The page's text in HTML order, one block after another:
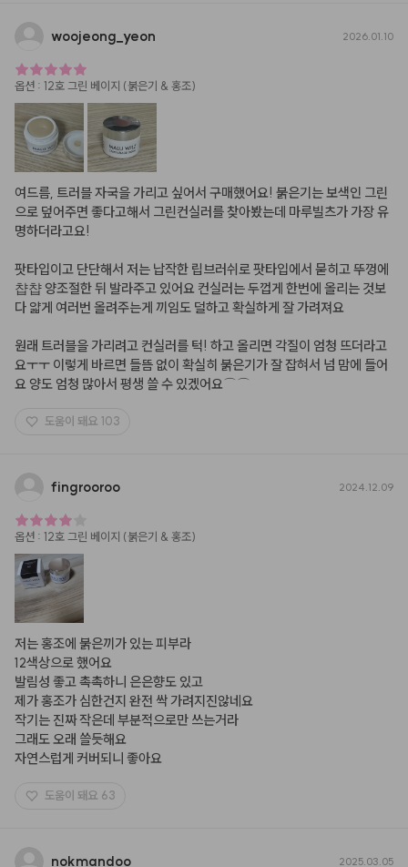
woojeong yeon 2026.01.10
옵션 : 12호 그린 베이지 (붉은기 & 홍조)
여드름, 트러블 자국을 가리고 싶어서 구매했어요! 붉은기는 보색인 그린
으로 덮어주면 좋다고해서 그린컨실러를 찾아봤는데 마루빌츠가 가장 유
명하더라고요!
팟타입이고 단단해서 저는 납작한 립브러쉬로 팟타입에서 묻히고 뚜껑에
챱챱 양조절한 뒤 발라주고 있어요 컨실러는 두껍게 한번에 올리는 것보
다 얇게 여러번 올려주는게 끼임도 덜하고 확실하게 잘 가려져요
원래 트러블을 가리려고 컨실러를 턱! 하고 올리면 각질이 엄청 뜨더라고
요ㅜㅜ 이렇게 바르면 들뜸 없이 확실히 붉은기가 잘 잡혀서 넘 맘에 들어
요 양도 엄청 많아서 평생 쓸 수 있겠어요⌒⌒
도움이 돼요 103
fingrooroo 2024.12.09
옵션 : 12호 그린 베이지 (붉은기 & 홍조)
저는 홍조에 붉은끼가 있는 피부라
12색상으로 했어요
발림성 좋고 촉촉하니 은은향도 있고
제가 홍조가 심한건지 완전 싹 가려지진않네요
작기는 진짜 작은데 부분적으로만 쓰는거라
그래도 오래 쓸듯해요
자연스럽게 커버되니 좋아요
도움이 돼요 63
nokmandoo 2025.03.05